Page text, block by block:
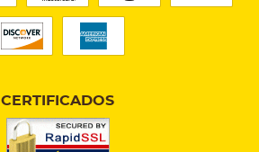
CERTIFICADOS